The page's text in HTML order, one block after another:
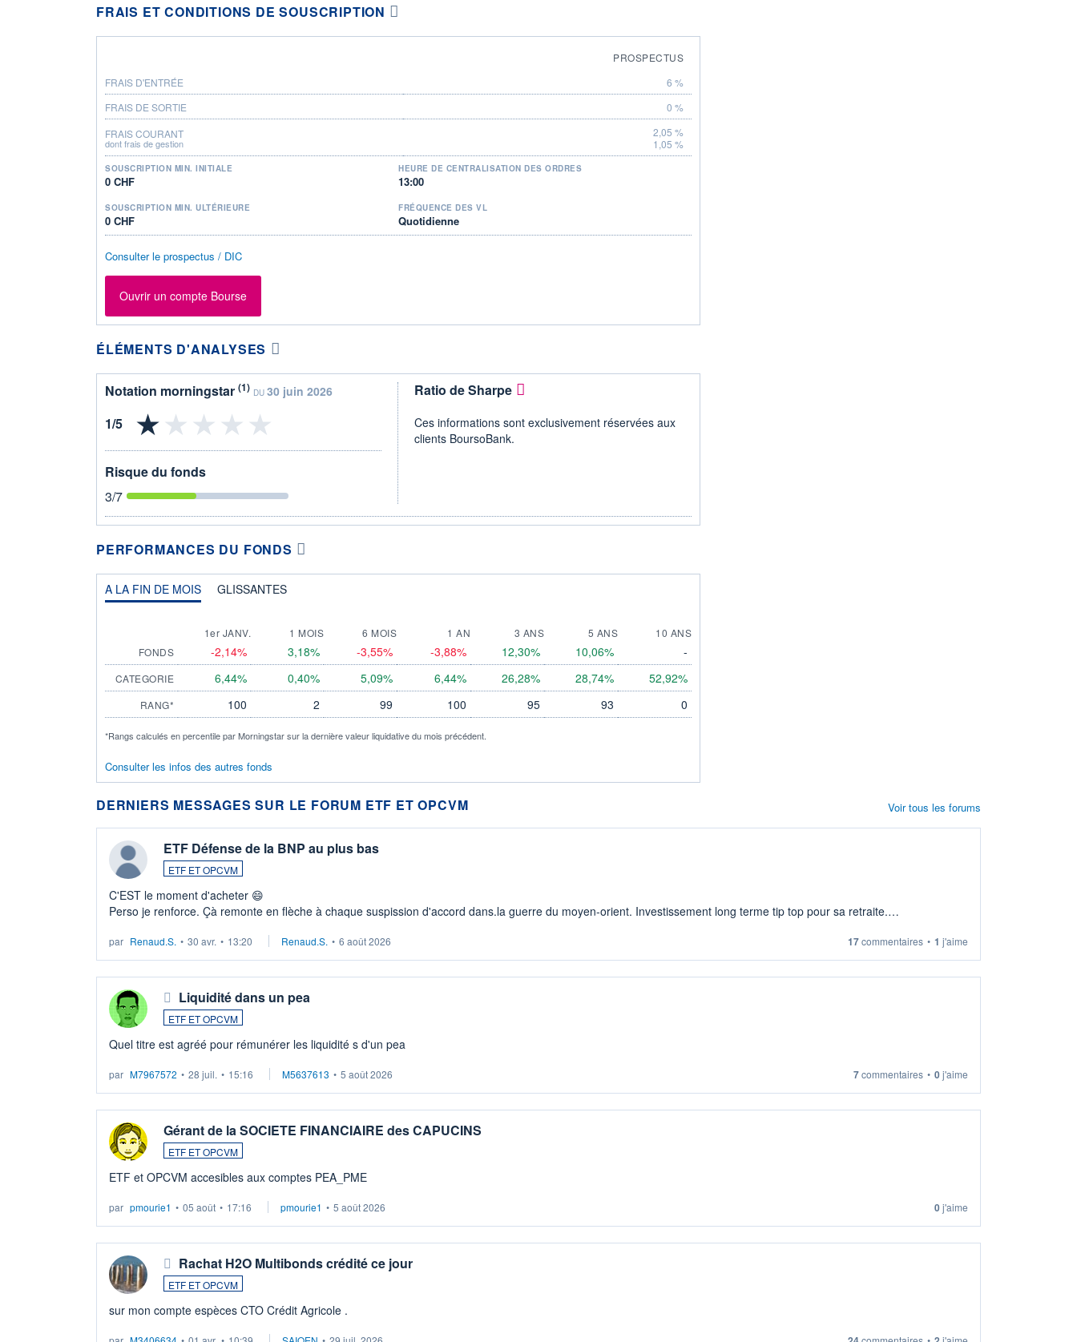
FRAIS ET CONDITIONS DE SOUSCRIPTION
PROSPECTUS
FRAIS D'ENTRÉE
6 %
FRAIS DE SORTIE
0 %
FRAIS COURANT
dont frais de gestion
2,05 %
1,05 %
SOUSCRIPTION MIN. INITIALE
0 CHF
HEURE DE CENTRALISATION DES ORDRES
13:00
SOUSCRIPTION MIN. ULTÉRIEURE
0 CHF
FRÉQUENCE DES VL
Quotidienne
Consulter le prospectus / DIC
Ouvrir un compte Bourse
ÉLÉMENTS D'ANALYSES
Notation morningstar (1) DU 30 juin 2026
Risque du fonds
3/7
Ratio de Sharpe
Ces informations sont exclusivement réservées aux
clients BoursoBank.
PERFORMANCES DU FONDS
A LA FIN DE MOIS GLISSANTES
1er JANV. 1 MOIS 6 MOIS 1 AN 3 ANS 5 ANS
10 ANS
FONDS
-2,14% 3,18% -3,55% -3,88% 12,30% 10,06% -
CATEGORIE 6,44% 0,40% 5,09% 6,44% 26,28% 28,74% 52,92%
RANG* 100 2 99 100 95 93 0
*Rangs calculés en percentile par Morningstar sur la dernière valeur liquidative du mois précédent.
Consulter les infos des autres fonds
DERNIERS MESSAGES SUR LE FORUM ETF ET OPCVM
ETF Défense de la BNP au plus bas
ETF ET OPCVM
C'EST le moment d'acheter 😄​
Perso je renforce. Çà remonte en flèche à chaque suspission d'accord dans.la guerre du moyen-orient. Investissement long terme tip top pour sa retraite.
par Renaud.S. • 30 avr. • 13:20 Renaud.S. • 6 août 2026 17commentaires • 1 j'aime
Liquidité dans un pea
ETF ET OPCVM
Quel titre est agréé pour rémunérer les liquidité s d'un pea
par M7967572 • 28 juil. • 15:16 M5637613 • 5 août 2026 7commentaires • 0j'aime
Gérant de la SOCIETE FINANCIAIRE des CAPUCINS
ETF ET OPCVM
ETF et OPCVM accesibles aux comptes PEA_PME
par pmourie1 • 05 août • 17:16 pmourie1 • 5 août 2026 0j'aime
Rachat H2O Multibonds crédité ce jour
ETF ET OPCVM
sur mon compte espèces CTO Crédit Agricole .
Voir tous les forums